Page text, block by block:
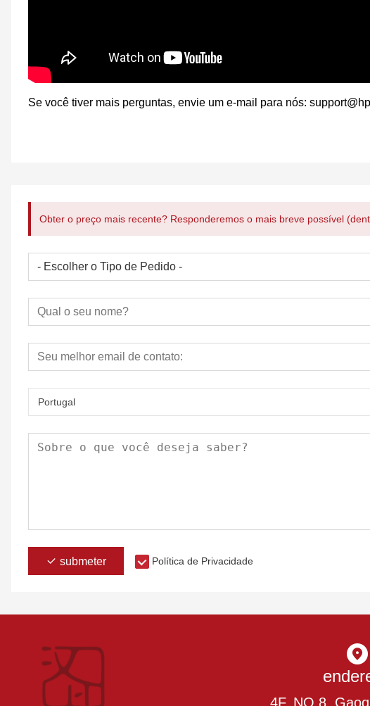
Se você tiver mais perguntas, envie um e-mail para nós:
Obter o preço mais recente? Responderemos o mais breve possível
Portugal
submeter Política de Privacidade
4F, NO.8,